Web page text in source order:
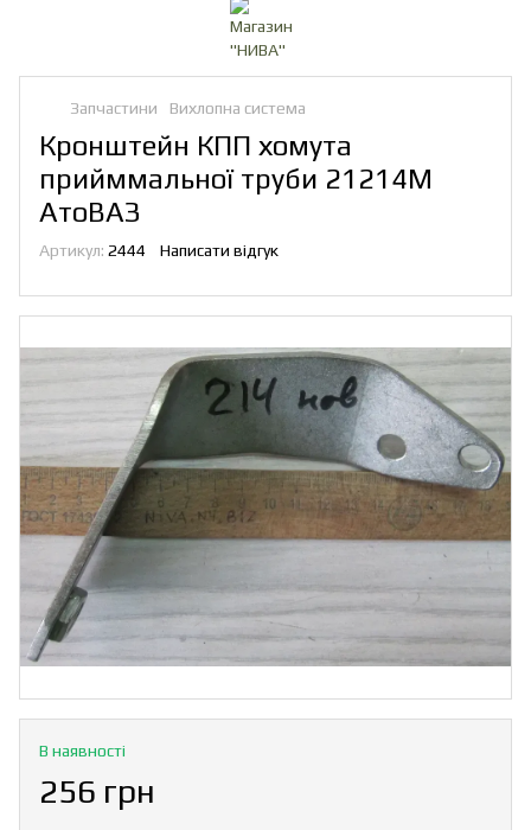
Запчастини Вихлопна система
Кронштейн КПП хомута
прийммальної труби 21214М
АтоВАЗ
Артикул: 2444 Написати відгук
В наявності
256 грн